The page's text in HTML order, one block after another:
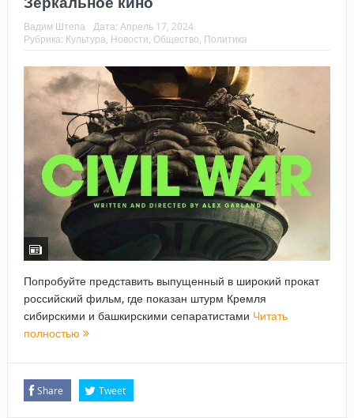
Вадим Штепа Дата: Апрель 17, 2024
Рубрика: Культура, Новости, Общество, Политика
Попробуйте представить выпущенный в широкий прокат
российский фильм, где показан штурм Кремля
сибирскими и башкирскими сепаратистами Читать
полностью
Share Tweet